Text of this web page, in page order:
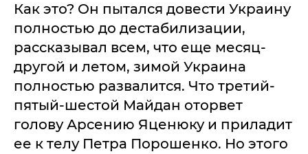
Как это? Он пытался довести Украину
полностью до дестабилизации,
рассказывал всем, что еще месяц-
другой и летом, зимой Украина
полностью развалится. Что третий-
пятый-шестой Майдан оторвет
голову Арсению Яценюку и приладит
ее к телу Петра Порошенко. Но этого